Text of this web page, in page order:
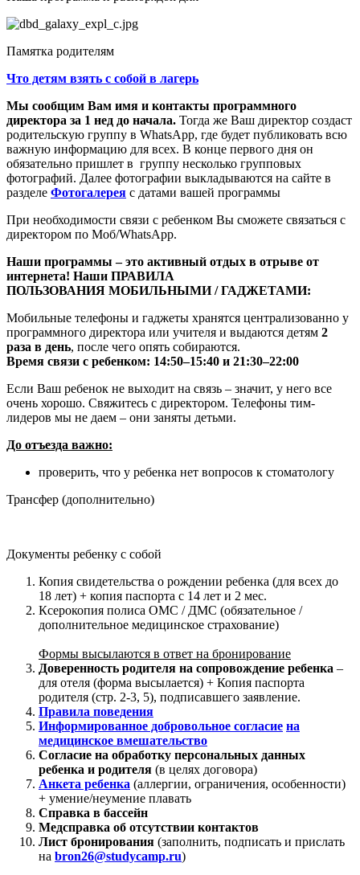
Памятка родителям
Что детям взять с собой в лагерь
Мы сообщим Вам имя и контакты программного
директора за 1 нед до начала. Тогда же Ваш директор создаст
родительскую группу в WhatsApp, где будет публиковать всю
важную информацию для всех. В конце первого дня он
обязательно пришлет в группу несколько групповых
фотографий. Далее фотографии выкладываются на сайте в
разделе Фотогалерея с датами вашей программы
При необходимости связи с ребенком Вы сможете связаться с
директором по Моб/WhatsApp.
Наши программы – это активный отдых в отрыве от
интернета! Наши ПРАВИЛА
ПОЛЬЗОВАНИЯ МОБИЛЬНЫМИ / ГАДЖЕТАМИ:
Мобильные телефоны и гаджеты хранятся централизованно у
программного директора или учителя и выдаются детям 2
раза в день, после чего опять собираются.
Время связи с ребенком: 14:50‒15:40 и 21:30‒22:00
Если Ваш ребенок не выходит на связь – значит, у него все
очень хорошо. Свяжитесь с директором. Телефоны тим-
лидеров мы не даем – они заняты детьми.
До отъезда важно:
проверить, что у ребенка нет вопросов к стоматологу
Трансфер (дополнительно)
Документы ребенку с собой
Копия свидетельства о рождении ребенка (для всех до
18 лет) + копия паспорта с 14 лет и 2 мес.
Ксерокопия полиса ОМС / ДМС (обязательное /
дополнительное медицинское страхование)
Формы высылаются в ответ на бронирование
Доверенность родителя на сопровождение ребенка –
для отеля (форма высылается) + Копия паспорта
родителя (стр. 2-3, 5), подписавшего заявление.
Правила поведения
Информированное добровольное согласие на
медицинское вмешательство
Согласие на обработку персональных данных
ребенка и родителя (в целях договора)
Анкета ребенка (аллергии, ограничения, особенности)
+ умение/неумение плавать
Справка в бассейн
Медсправка об отсутствии контактов
Лист бронирования (заполнить, подписать и прислать
на bron26@studycamp.ru)